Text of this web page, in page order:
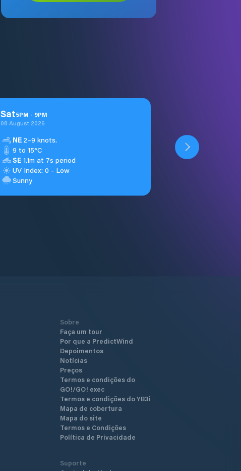
Sat5PM - 9PM
08 August 2026
NE 2–9 knots.
9 to 15°C
SE 1.1m at 7s period
UV Index: 0 - Low
Sunny
Sobre
Faça um tour
Por que a PredictWind
Depoimentos
Notícias
Preços
Termos e condições do
GO!/GO! exec
Termos e condições do YB3i
Mapa de cobertura
Mapa do site
Termos e Condições
Política de Privacidade
Suporte